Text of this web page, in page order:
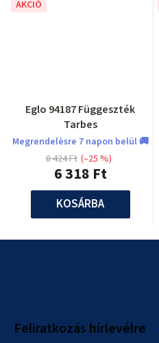
AKCIÓ
Eglo 94187 Függeszték
Tarbes
Megrendelèsre 7 napon belül 🚚
6 318 Ft
8 424 Ft (–25 %)
KOSÁRBA
Feliratkozás hírlevélre